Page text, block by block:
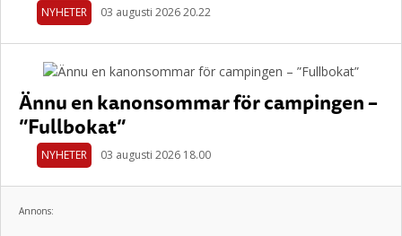
NYHETER 03 augusti 2026 20.22
Ännu en kanonsommar för campingen –
”Fullbokat”
NYHETER 03 augusti 2026 18.00
Annons: